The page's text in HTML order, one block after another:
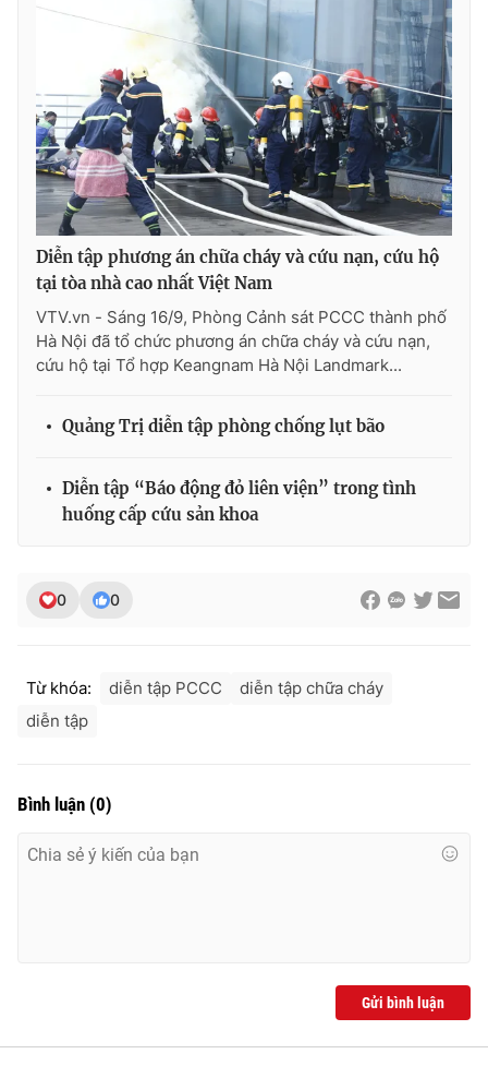
Chuyên mục khác
Emagazine Podcast
Photo Infographic
Video Shorts video
VTV Sức khoẻ Bất động sản
Thị trường 24h Tấm lòng Việt
VTV4 Vươn mình bằng AI
THỜI BÁO VTV
Phó Tổng Biên tập:Nguyễn Thị Mỹ Hạnh, Phạm Quốc Thắng,
Diễn tập phương án chữa cháy và cứu nạn, cứu hộ
tại tòa nhà cao nhất Việt Nam
VTV.vn - Sáng 16/9, Phòng Cảnh sát PCCC thành phố
Hà Nội đã tổ chức phương án chữa cháy và cứu nạn,
cứu hộ tại Tổ hợp Keangnam Hà Nội Landmark...
Quảng Trị diễn tập phòng chống lụt bão
Diễn tập “Báo động đỏ liên viện” trong tình
huống cấp cứu sản khoa
0 0
Từ khóa: diễn tập PCCC
diễn tập chữa cháy
diễn tập
Bình luận (0)
Gửi bình luận